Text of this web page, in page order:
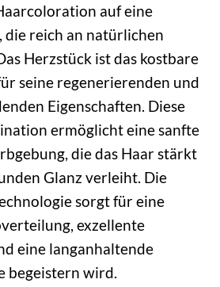
auf eine
die reich an natürlichen
Herzstück ist das kostbare
seine regenerierenden und
Eigenschaften. Diese
ermöglicht eine sanfte
die das Haar stärkt
Glanz verleiht. Die
sorgt für eine
exzellente
eine langanhaltende
begeistern wird.